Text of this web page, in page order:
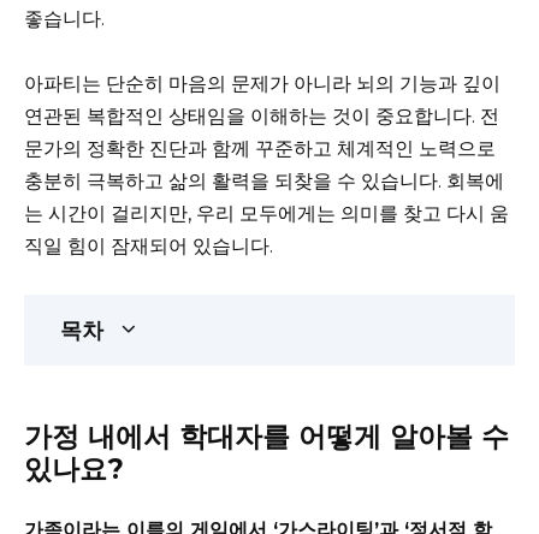
좋습니다.
아파티는 단순히 마음의 문제가 아니라 뇌의 기능과 깊이
연관된 복합적인 상태임을 이해하는 것이 중요합니다. 전
문가의 정확한 진단과 함께 꾸준하고 체계적인 노력으로
충분히 극복하고 삶의 활력을 되찾을 수 있습니다. 회복에
는 시간이 걸리지만, 우리 모두에게는 의미를 찾고 다시 움
직일 힘이 잠재되어 있습니다.
목차
가정 내에서 학대자를 어떻게 알아볼 수
있나요?